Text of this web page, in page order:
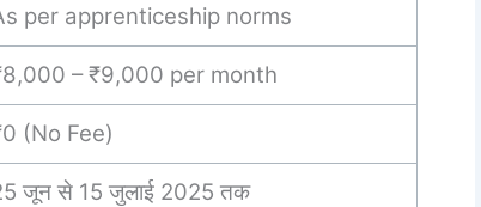
per apprenticeship norms
– ₹9,000 per month
(No Fee)
जून से 15 जुलाई 2025 तक